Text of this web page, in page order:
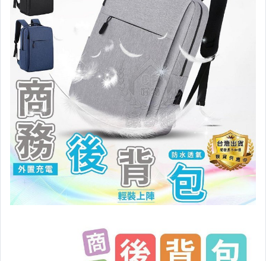
女裝與服飾配件
手錶與飾品配件
女包精品與女鞋
家電與影音視聽